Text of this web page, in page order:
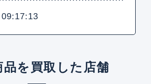
品を買取した店舗